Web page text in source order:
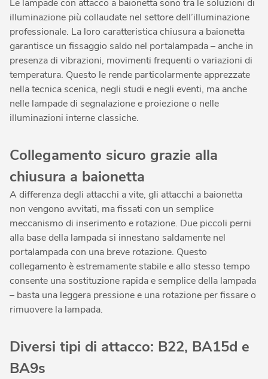
Le lampade con attacco a baionetta sono tra le soluzioni di
illuminazione più collaudate nel settore dell’illuminazione
professionale. La loro caratteristica chiusura a baionetta
garantisce un fissaggio saldo nel portalampada – anche in
presenza di vibrazioni, movimenti frequenti o variazioni di
temperatura. Questo le rende particolarmente apprezzate
nella tecnica scenica, negli studi e negli eventi, ma anche
nelle lampade di segnalazione e proiezione o nelle
illuminazioni interne classiche.
Collegamento sicuro grazie alla
chiusura a baionetta
A differenza degli attacchi a vite, gli attacchi a baionetta
non vengono avvitati, ma fissati con un semplice
meccanismo di inserimento e rotazione. Due piccoli perni
alla base della lampada si innestano saldamente nel
portalampada con una breve rotazione. Questo
collegamento è estremamente stabile e allo stesso tempo
consente una sostituzione rapida e semplice della lampada
– basta una leggera pressione e una rotazione per fissare o
rimuovere la lampada.
Diversi tipi di attacco: B22, BA15d e
BA9s